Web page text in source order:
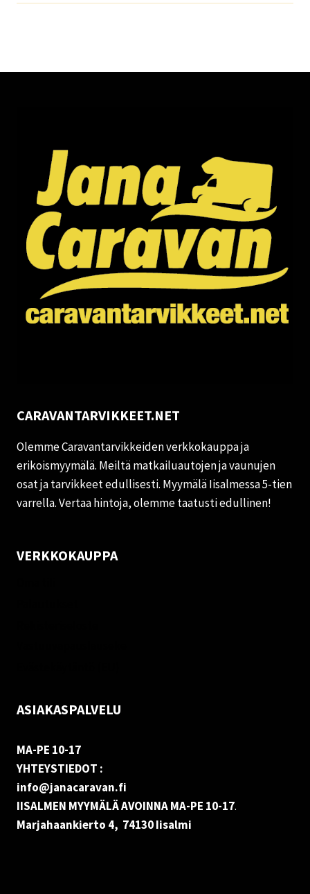
CARAVANTARVIKKEET.NET
Olemme Caravantarvikkeiden verkkokauppa ja
erikoismyymälä. Meiltä matkailuautojen ja vaunujen
osat ja tarvikkeet edullisesti. Myymälä Iisalmessa 5-tien
varrella. Vertaa hintoja, olemme taatusti edullinen!
VERKKOKAUPPA
ASIAKASPALVELU
MA-PE 10-17
YHTEYSTIEDOT :
info@janacaravan.fi
IISALMEN MYYMÄLÄ AVOINNA MA-PE 10-17.
Marjahaankierto 4, 74130 Iisalmi